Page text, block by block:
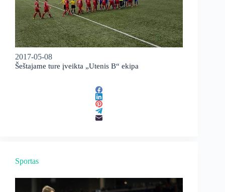
2017-05-08
Šeštajame ture įveikta „Utenis B“ ekipa
Sportas